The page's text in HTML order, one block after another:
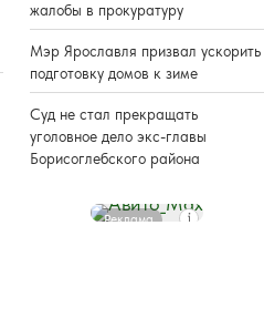
жалобы в прокуратуру
Мэр Ярославля призвал ускорить
подготовку домов к зиме
Суд не стал прекращать
уголовное дело экс-главы
Борисоглебского района
Реклама